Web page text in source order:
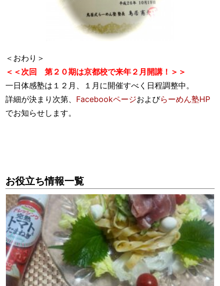
＜おわり＞
＜＜次回 第２０期は京都校で来年２月開講！＞＞
一日体感塾は１２月、１月に開催すべく日程調整中。
詳細が決まり次第、 Facebookページおよびらーめん塾HP
でお知らせします。
お役立ち情報一覧